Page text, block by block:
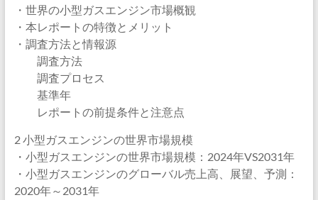
・世界の小型ガスエンジン市場概観
・本レポートの特徴とメリット
・調査方法と情報源
調査方法
調査プロセス
基準年
レポートの前提条件と注意点
2 小型ガスエンジンの世界市場規模
・小型ガスエンジンの世界市場規模：2024年VS2031年
・小型ガスエンジンのグローバル売上高、展望、予測：
2020年～2031年